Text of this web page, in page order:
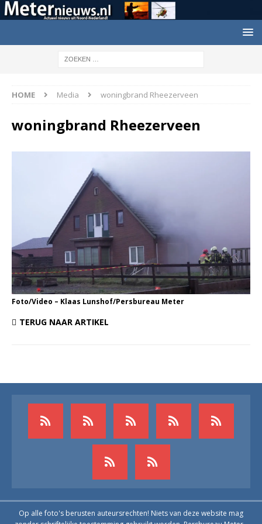
HOME Media woningbrand Rheezerveen
woningbrand Rheezerveen
Foto/Video – Klaas Lunshof/Persbureau Meter
TERUG NAAR ARTIKEL
Op alle foto's berusten auteursrechten! Niets van deze website mag